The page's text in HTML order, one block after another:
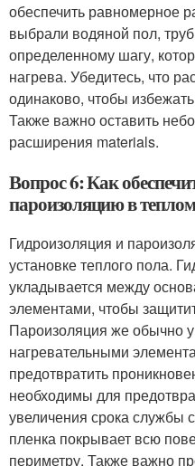
обеспечить равномерное
выбрали водяной пол,
определенному шагу,
нагрева. Убедитесь, что
одинаково, чтобы
Также важно оставить
расширения materials.
Вопрос 6: Как
пароизоляцию в
Гидроизоляция и
установке теплого пола.
укладывается между
элементами, чтобы
Пароизоляция же обычно
нагревательными
предотвратить
необходимы для
увеличения срока службы
пленка покрывает всю
периметру. Также важно